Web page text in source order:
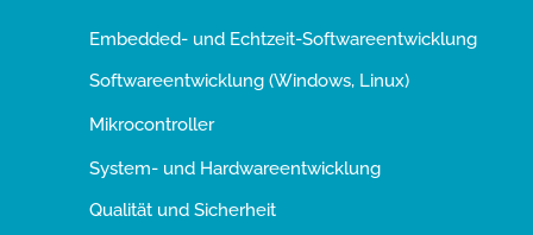
Embedded- und Echtzeit-Softwareentwicklung
Softwareentwicklung (Windows, Linux)
Mikrocontroller
System- und Hardwareentwicklung
Qualität und Sicherheit